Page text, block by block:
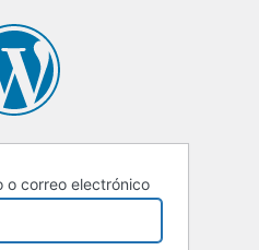
o correo electrónico